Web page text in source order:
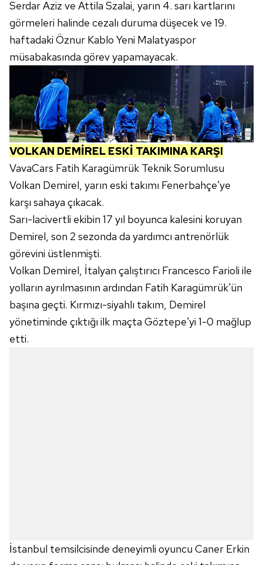
toplumu hizmetlerinin sunulması amacıyla
kullanılmaktadır. Diğer çerezler, sitemizin daha işlevsel
kılınması ve kişiselleştirilmesi ve sizlere yönelik
reklam/pazarlama faaliyetlerinin yapılması, amaçlarıyla
sınırlı olarak açık rızanız dahilinde kullanılacaktır.
Çerezlere ilişkin tercihlerinizi aşağıda yer alan panel
vasıtasıyla belirleyebilirsiniz. Çerezlere ilişkin detaylı bilgi
için Ayarlar butonuna tıklayabilir,Çerez Bilgilendirme
Metnimizi
ziyaret edebilirsiniz.
6698 sayılı Kişisel Verilerin Korunması Kanunu uyarınca
hazırlanmış Aydınlatma Metnimizi okumak ve sitemizde
ilgili mevzuata uygun olarak kullanılan çerezlerle ilgili bilgi
almak için lütfentıklayınız
Serdar Aziz ve Attila Szalai, yarın 4. sarı kartlarını
görmeleri halinde cezalı duruma düşecek ve 19.
haftadaki Öznur Kablo Yeni Malatyaspor
müsabakasında görev yapamayacak.
VOLKAN DEMİREL ESKİ TAKIMINA KARŞI
VavaCars Fatih Karagümrük Teknik Sorumlusu
Volkan Demirel, yarın eski takımı Fenerbahçe'ye
karşı sahaya çıkacak.
Sarı-lacivertli ekibin 17 yıl boyunca kalesini koruyan
Demirel, son 2 sezonda da yardımcı antrenörlük
görevini üstlenmişti.
Volkan Demirel, İtalyan çalıştırıcı Francesco Farioli ile
yolların ayrılmasının ardından Fatih Karagümrük'ün
başına geçti. Kırmızı-siyahlı takım, Demirel
yönetiminde çıktığı ilk maçta Göztepe'yi 1-0 mağlup
etti.
İstanbul temsilcisinde deneyimli oyuncu Caner Erkin